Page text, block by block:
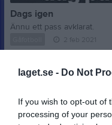
laget.se - Do Not
If you wish to opt-out of
processing of your
Dags igen
Ännu ett pass avklarat.